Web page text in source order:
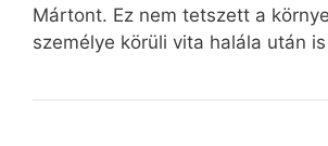
Mártont. Ez nem tetszett a
személye körüli vita halála után